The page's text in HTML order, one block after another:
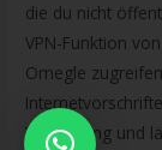
die du nicht
VPN-Funktion
Omegle
Verbindung und